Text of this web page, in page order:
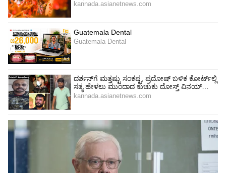
ನಿರ್ಮಾಣ ಮಾಡಿದ್ದೇವೆ. ಇಲ್ಲೂ ಕೈ ಹಿಡಿಯುತ್ತಾರೆ
ಎಂದುಕೊಂಡಿದ್ದೇವೆ. ನಾವು ಕಲಾವಿದರು. ನಟನೆಯಿಂದ
ದುಡಿದ ಹಣವನ್ನು ತಂದು ಸಿನಿಮಾ ಮಾಡಿದ್ದೇವೆ. ಇದು
ಕಲಾವಿದ ದಂಪತಿಯ ಪ್ರಾಮಾಣಿಕ ಪ್ರಯತ್ನ. ಕೈ
ಹಿಡಿಯುತ್ತಾರೆ ಎನ್ನುವ ನಂಬಿಕೆ ಇದೆ.
ಸಿನಿಮಾ ಬಿಡುಗಡೆ ತಯಾರಿ ಹೇಗಿದೆ?
ಮಾ.10ಕ್ಕೆ ಕರ್ನಾಟಕದಲ್ಲಿ ಬಿಡುಗಡೆ ಆಗುತ್ತಿದೆ. ಮಲ್ಟಿಪ್ಲೆಕ್ಸ್‌
ಚಿತ್ರಮಂದಿರಗಳಲ್ಲೇ ಹೆಚ್ಚು ಬಿಡುಗಡುಗಡೆ ಮಾಡುತ್ತೇವೆ. ಆ
ನಂತರ ಮಾಚ್‌ರ್‍ 24, 25 ಹಾಗೂ 26ಕ್ಕೆ ವಿದೇಶಗಳಲ್ಲಿ